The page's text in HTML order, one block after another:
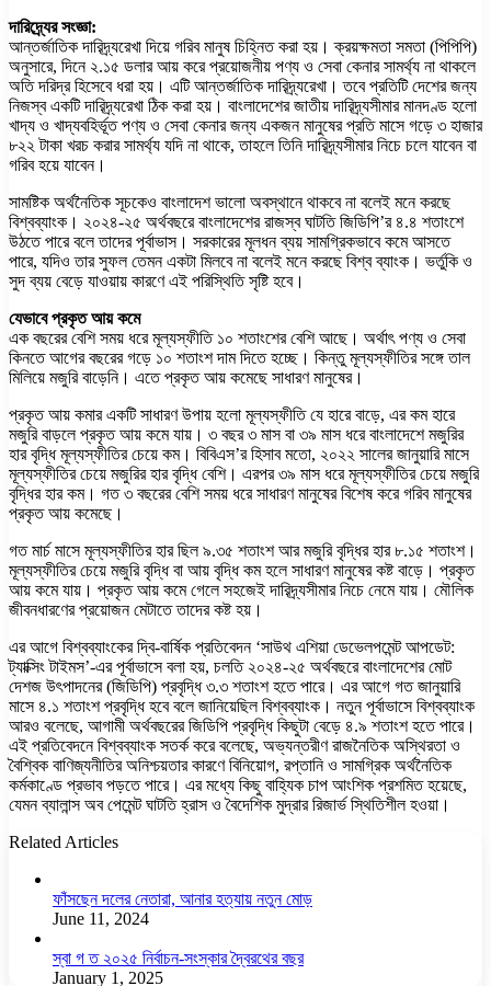
দারিদ্র্যের সংজ্ঞা:
আন্তর্জাতিক দারিদ্র্যরেখা দিয়ে গরিব মানুষ চিহ্নিত করা হয়। ক্রয়ক্ষমতা সমতা (পিপিপি)
অনুসারে, দিনে ২.১৫ ডলার আয় করে প্রয়োজনীয় পণ্য ও সেবা কেনার সামর্থ্য না থাকলে
অতি দরিদ্র হিসেবে ধরা হয়। এটি আন্তর্জাতিক দারিদ্র্যরেখা। তবে প্রতিটি দেশের জন্য
নিজস্ব একটি দারিদ্র্যরেখা ঠিক করা হয়। বাংলাদেশের জাতীয় দারিদ্র্যসীমার মানদণ্ড হলো
খাদ্য ও খাদ্যবহির্ভূত পণ্য ও সেবা কেনার জন্য একজন মানুষের প্রতি মাসে গড়ে ৩ হাজার
৮২২ টাকা খরচ করার সামর্থ্য যদি না থাকে, তাহলে তিনি দারিদ্র্যসীমার নিচে চলে যাবেন বা
গরিব হয়ে যাবেন।
সামষ্টিক অর্থনৈতিক সূচকেও বাংলাদেশ ভালো অবস্থানে থাকবে না বলেই মনে করছে
বিশ্বব্যাংক। ২০২৪-২৫ অর্থবছরে বাংলাদেশের রাজস্ব ঘাটতি জিডিপি’র ৪.৪ শতাংশে
উঠতে পারে বলে তাদের পূর্বাভাস। সরকারের মূলধন ব্যয় সামগ্রিকভাবে কমে আসতে
পারে, যদিও তার সুফল তেমন একটা মিলবে না বলেই মনে করছে বিশ্ব ব্যাংক। ভর্তুকি ও
সুদ ব্যয় বেড়ে যাওয়ায় কারণে এই পরিস্থিতি সৃষ্টি হবে।
যেভাবে প্রকৃত আয় কমে
এক বছরের বেশি সময় ধরে মূল্যস্ফীতি ১০ শতাংশের বেশি আছে। অর্থাৎ পণ্য ও সেবা
কিনতে আগের বছরের গড়ে ১০ শতাংশ দাম দিতে হচ্ছে। কিন্তু মূল্যস্ফীতির সঙ্গে তাল
মিলিয়ে মজুরি বাড়েনি। এতে প্রকৃত আয় কমেছে সাধারণ মানুষের।
প্রকৃত আয় কমার একটি সাধারণ উপায় হলো মূল্যস্ফীতি যে হারে বাড়ে, এর কম হারে
মজুরি বাড়লে প্রকৃত আয় কমে যায়। ৩ বছর ৩ মাস বা ৩৯ মাস ধরে বাংলাদেশে মজুরির
হার বৃদ্ধি মূল্যস্ফীতির চেয়ে কম। বিবিএস’র হিসাব মতো, ২০২২ সালের জানুয়ারি মাসে
মূল্যস্ফীতির চেয়ে মজুরির হার বৃদ্ধি বেশি। এরপর ৩৯ মাস ধরে মূল্যস্ফীতির চেয়ে মজুরি
বৃদ্ধির হার কম। গত ৩ বছরের বেশি সময় ধরে সাধারণ মানুষের বিশেষ করে গরিব মানুষের
প্রকৃত আয় কমেছে।
গত মার্চ মাসে মূল্যস্ফীতির হার ছিল ৯.৩৫ শতাংশ আর মজুরি বৃদ্ধির হার ৮.১৫ শতাংশ।
মূল্যস্ফীতির চেয়ে মজুরি বৃদ্ধি বা আয় বৃদ্ধি কম হলে সাধারণ মানুষের কষ্ট বাড়ে। প্রকৃত
আয় কমে যায়। প্রকৃত আয় কমে গেলে সহজেই দারিদ্র্যসীমার নিচে নেমে যায়। মৌলিক
জীবনধারণের প্রয়োজন মেটাতে তাদের কষ্ট হয়।
এর আগে বিশ্বব্যাংকের দ্বি-বার্ষিক প্রতিবেদন ‘সাউথ এশিয়া ডেভেলপমেন্ট আপডেট:
ট্যাক্সিং টাইমস’-এর পূর্বাভাসে বলা হয়, চলতি ২০২৪-২৫ অর্থবছরে বাংলাদেশের মোট
দেশজ উৎপাদনের (জিডিপি) প্রবৃদ্ধি ৩.৩ শতাংশ হতে পারে। এর আগে গত জানুয়ারি
মাসে ৪.১ শতাংশ প্রবৃদ্ধি হবে বলে জানিয়েছিল বিশ্বব্যাংক। নতুন পূর্বাভাসে বিশ্বব্যাংক
আরও বলেছে, আগামী অর্থবছরের জিডিপি প্রবৃদ্ধি কিছুটা বেড়ে ৪.৯ শতাংশ হতে পারে।
এই প্রতিবেদনে বিশ্বব্যাংক সতর্ক করে বলেছে, অভ্যন্তরীণ রাজনৈতিক অস্থিরতা ও
বৈশ্বিক বাণিজ্যনীতির অনিশ্চয়তার কারণে বিনিয়োগ, রপ্তানি ও সামগ্রিক অর্থনৈতিক
কর্মকাণ্ডে প্রভাব পড়তে পারে। এর মধ্যে কিছু বাহ্যিক চাপ আংশিক প্রশমিত হয়েছে,
যেমন ব্যালান্স অব পেমেন্ট ঘাটতি হ্রাস ও বৈদেশিক মুদ্রার রিজার্ভ স্থিতিশীল হওয়া।
Related Articles
ফাঁসছেন দলের নেতারা, আনার হত্যায় নতুন মোড়
June 11, 2024
স্বা গ ত ২০২৫ নির্বাচন-সংস্কার দ্বৈরথের বছর
January 1, 2025